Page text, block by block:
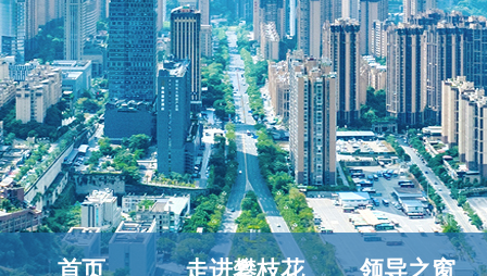
首页 走进攀枝花 领导之窗